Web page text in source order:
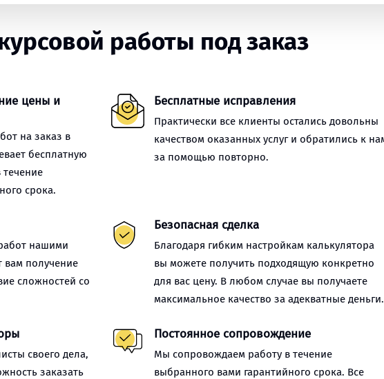
работы под заказ
цены и
на заказ в
бесплатную
срока.
Бесплатные исправления
Практически все клиенты остались довольны
качеством оказанных услуг и обратились к
за помощью повторно.
нашими
вам получение
сложностей со
Безопасная сделка
Благодаря гибким настройкам калькулятора
вы можете получить подходящую конкретно
для вас цену. В любом случае вы получаете
максимальное качество за адекватные деньги.
своего дела,
заказать
Постоянное сопровождение
Мы сопровождаем работу в течение
выбранного вами гарантийного срока. Все